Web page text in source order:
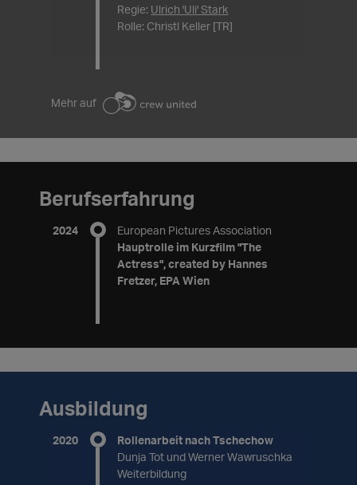
Regie: Ulrich 'Uli' Stark
Rolle: Christl Keller [TR]
Mehr auf
Berufserfahrung
2024
European Pictures Association
Hauptrolle im Kurzfilm "The
Actress", created by Hannes
Fretzer, EPA Wien
Ausbildung
2020
Rollenarbeit nach Tschechow
Dunja Tot und Werner Wawruschka
Weiterbildung